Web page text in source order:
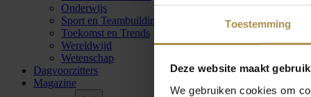
Toestemming
Deze website maakt
We gebruiken cookies om
Onderwijs
Sport en Teambuilding
Toekomst en Trends
Wereldwijd
Wetenschap
Dagvoorzitters
Magazine